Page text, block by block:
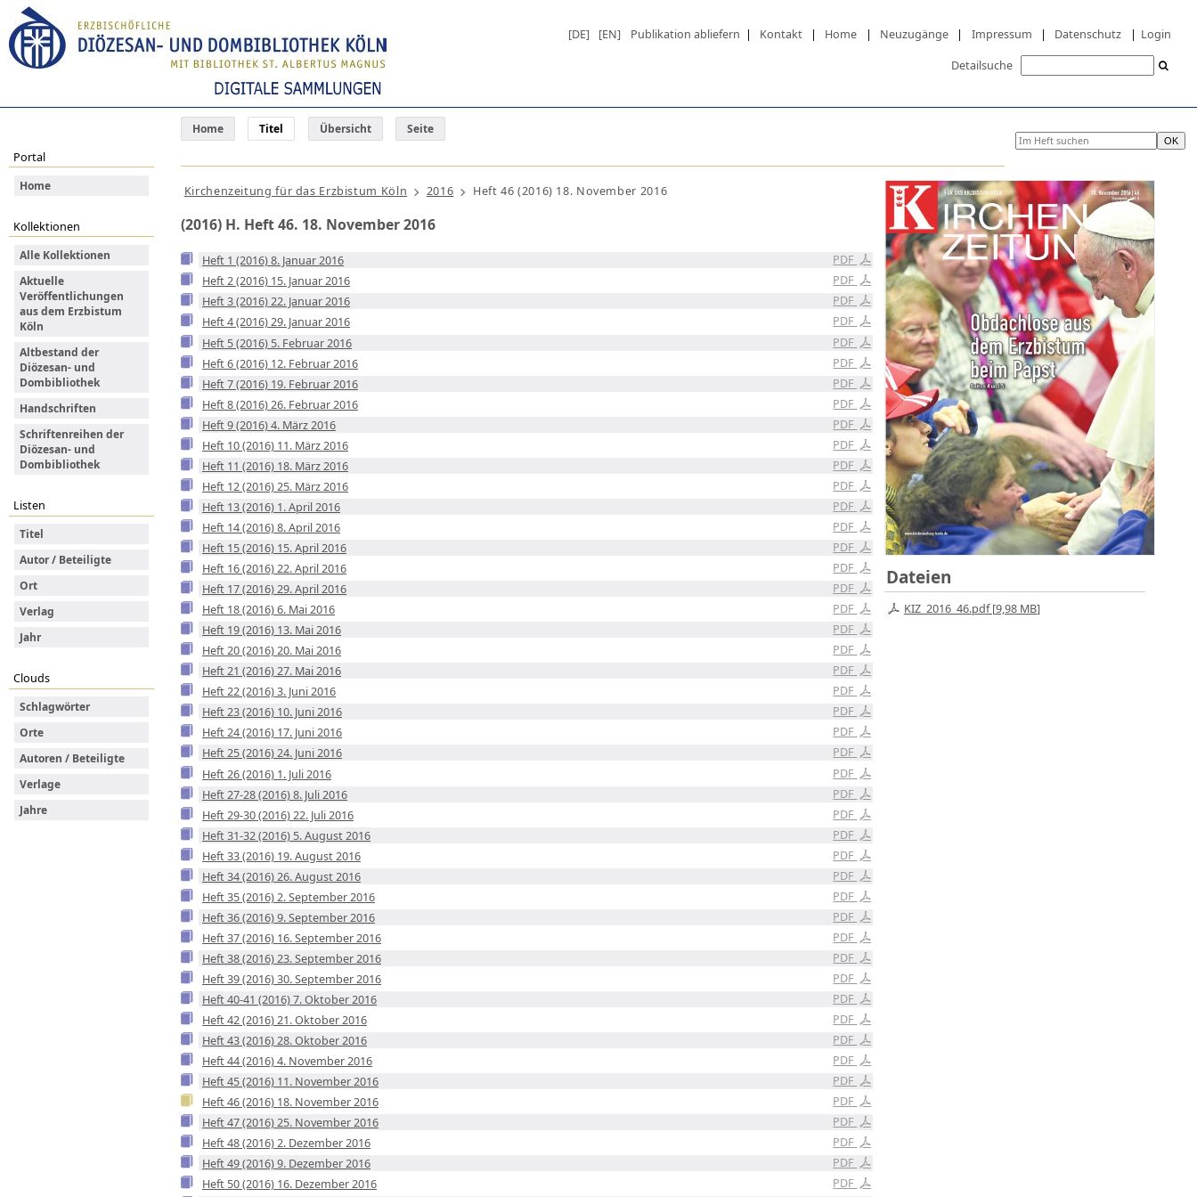
[DE] [EN] Publikation abliefern | Kontakt | Home | Neuzugänge | Impressum | Datenschutz | Login
Detailsuche
Home Titel Übersicht Seite
Portal
Home
Kollektionen
Alle Kollektionen
Aktuelle
Veröffentlichungen
aus dem Erzbistum
Köln
Altbestand der
Diözesan- und
Dombibliothek
Handschriften
Schriftenreihen der
Diözesan- und
Dombibliothek
Listen
Titel
Autor / Beteiligte
Ort
Verlag
Jahr
Clouds
Schlagwörter
Orte
Autoren / Beteiligte
Verlage
Jahre
Kirchenzeitung für das Erzbistum Köln 2016 Heft 46 (2016) 18. November 2016
(2016) H. Heft 46. 18. November 2016
PDF
Heft 1 (2016) 8. Januar 2016
PDF
Heft 2 (2016) 15. Januar 2016
PDF
Heft 3 (2016) 22. Januar 2016
PDF
Heft 4 (2016) 29. Januar 2016
PDF
Heft 5 (2016) 5. Februar 2016
PDF
Heft 6 (2016) 12. Februar 2016
PDF
Heft 7 (2016) 19. Februar 2016
PDF
Heft 8 (2016) 26. Februar 2016
PDF
Heft 9 (2016) 4. März 2016
PDF
Heft 10 (2016) 11. März 2016
PDF
Heft 11 (2016) 18. März 2016
PDF
Heft 12 (2016) 25. März 2016
PDF
Heft 13 (2016) 1. April 2016
PDF
Heft 14 (2016) 8. April 2016
PDF
Heft 15 (2016) 15. April 2016
PDF
Heft 16 (2016) 22. April 2016
PDF
Heft 17 (2016) 29. April 2016
PDF
Heft 18 (2016) 6. Mai 2016
PDF
Heft 19 (2016) 13. Mai 2016
PDF
Heft 20 (2016) 20. Mai 2016
PDF
Heft 21 (2016) 27. Mai 2016
PDF
Heft 22 (2016) 3. Juni 2016
PDF
Heft 23 (2016) 10. Juni 2016
PDF
Heft 24 (2016) 17. Juni 2016
PDF
Heft 25 (2016) 24. Juni 2016
PDF
Heft 26 (2016) 1. Juli 2016
PDF
Heft 27-28 (2016) 8. Juli 2016
PDF
Heft 29-30 (2016) 22. Juli 2016
PDF
Heft 31-32 (2016) 5. August 2016
PDF
Heft 33 (2016) 19. August 2016
PDF
Heft 34 (2016) 26. August 2016
PDF
Heft 35 (2016) 2. September 2016
PDF
Heft 36 (2016) 9. September 2016
PDF
Heft 37 (2016) 16. September 2016
PDF
Heft 38 (2016) 23. September 2016
PDF
Heft 39 (2016) 30. September 2016
PDF
Heft 40-41 (2016) 7. Oktober 2016
PDF
Heft 42 (2016) 21. Oktober 2016
PDF
Heft 43 (2016) 28. Oktober 2016
PDF
Heft 44 (2016) 4. November 2016
PDF
Heft 45 (2016) 11. November 2016
PDF
Heft 46 (2016) 18. November 2016
PDF
Heft 47 (2016) 25. November 2016
PDF
Heft 48 (2016) 2. Dezember 2016
PDF
Heft 49 (2016) 9. Dezember 2016
PDF
Heft 50 (2016) 16. Dezember 2016
Dateien
KIZ_2016_46.pdf [9,98 MB]